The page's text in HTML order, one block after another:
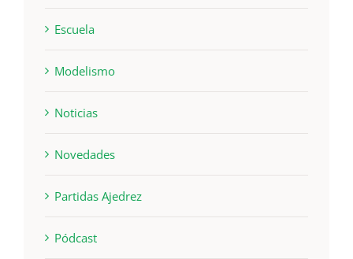
Escuela
Modelismo
Noticias
Novedades
Partidas Ajedrez
Pódcast